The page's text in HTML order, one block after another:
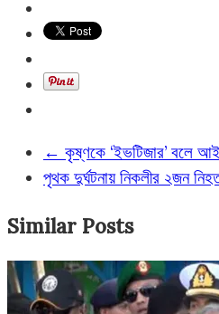
← কৃষ্ণকে ‘ইভটিজার’ বলে
পৃথক দুর্ঘটনায় নিকলীর ২জন
Similar Posts